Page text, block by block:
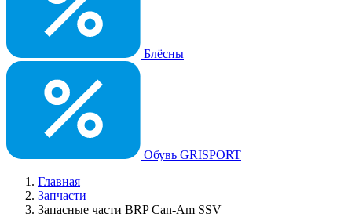
Блёсны
Обувь GRISPORT
Главная
Запчасти
Запасные части BRP Can-Am SSV